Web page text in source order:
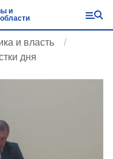
и
и власть
дня